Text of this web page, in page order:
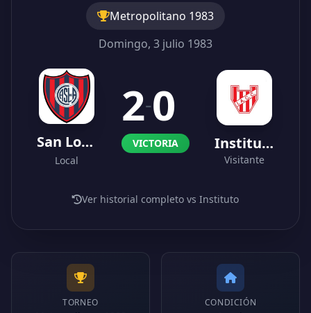
Metropolitano 1983
Domingo, 3 julio 1983
San Lorenzo
Local
2-0
VICTORIA Instituto
Visitante
Ver historial completo vs Instituto
TORNEO CONDICIÓN